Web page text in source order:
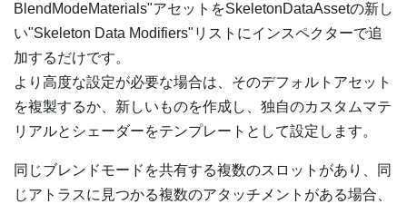
BlendModeMaterials"アセットをSkeletonDataAssetの新し
い"Skeleton Data Modifiers"リストにインスペクターで追
加するだけです。
より高度な設定が必要な場合は、そのデフォルトアセット
を複製するか、新しいものを作成し、独自のカスタムマテ
リアルとシェーダーをテンプレートとして設定します。
同じブレンドモードを共有する複数のスロットがあり、同
じアトラスに見つかる複数のアタッチメントがある場合、